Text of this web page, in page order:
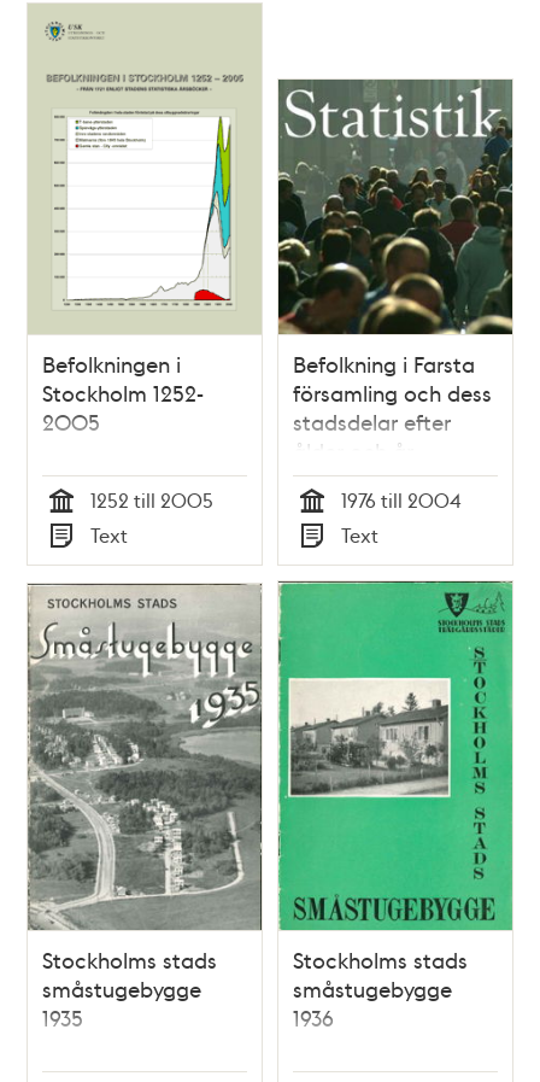
Befolkningen i
Stockholm 1252-
2005
Tid
1252 till 2005
Typ
Text
Befolkning i Farsta
församling och dess
stadsdelar efter
ålder och år
Tid
1976 till 2004
Typ
Text
Stockholms stads
småstugebygge
1935
Stockholms stads
småstugebygge
1936